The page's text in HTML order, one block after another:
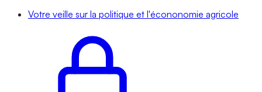
Votre veille sur la politique et l'écononomie agricole